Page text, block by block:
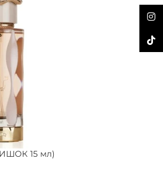
15 мл)